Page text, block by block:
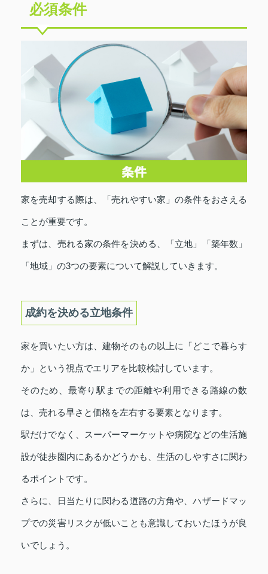
必須条件
家を売却する際は、「売れやすい家」の条件をおさえる
ことが重要です。
まずは、売れる家の条件を決める、「立地」「築年数」
「地域」の3つの要素について解説していきます。
成約を決める立地条件
家を買いたい方は、建物そのもの以上に「どこで暮らす
か」という視点でエリアを比較検討しています。
そのため、最寄り駅までの距離や利用できる路線の数
は、売れる早さと価格を左右する要素となります。
駅だけでなく、スーパーマーケットや病院などの生活施
設が徒歩圏内にあるかどうかも、生活のしやすさに関わ
るポイントです。
さらに、日当たりに関わる道路の方角や、ハザードマッ
プでの災害リスクが低いことも意識しておいたほうが良
いでしょう。